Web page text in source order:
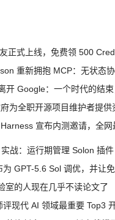
正式上线，免费领 500
重新拥抱 MCP：无状态
开 Google：一个时代的结
为全职开源项目维护者提供
战：运行期管理 Solon 插件
为 GPT-5.6 Sol 调优，并让
室的人现在几乎不读论文了
现代 AI 领域最重要 Top3